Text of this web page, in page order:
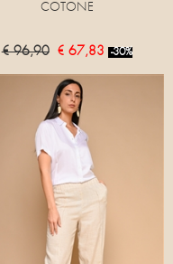
COTONE
€ 96,90 € 67,83 -30%